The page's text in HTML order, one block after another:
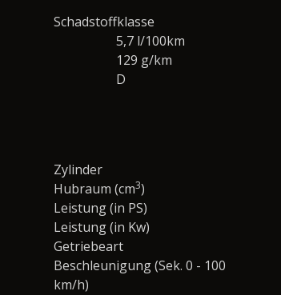
Schadstoffklasse
5,7 l/100km
129 g/km
D
Zylinder
Hubraum (cm3)
Leistung (in PS)
Leistung (in Kw)
Getriebeart
Beschleunigung (Sek. 0 - 100
km/h)